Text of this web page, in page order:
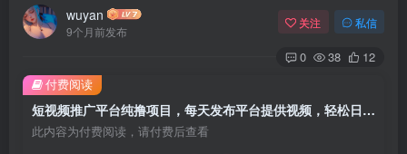
wuyan
9个月前发布
关注 私信
0 38 12
短视频推广平台纯撸项目，每天发布平台提供视频，轻松日入三位数
此内容为付费阅读，请付费后查看
付费阅读